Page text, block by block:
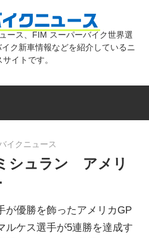
気
バ
イ
ース、FIM スーパーバイク世界選
ク新車情報などを紹介しているニ
サイトです。
イクニュース
シュラン アメリ
が優勝を飾ったアメリカGP
ルケス選手が5連勝を達成す